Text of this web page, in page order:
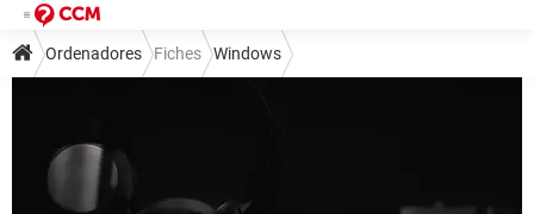
Ordenadores Fiches Windows